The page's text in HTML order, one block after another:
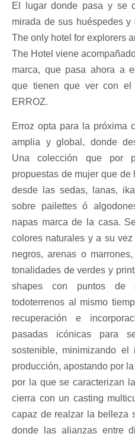
El lugar donde pasa y se
mirada de sus huéspedes
The only hotel for explorers
The Hotel viene
marca, que pasa ahora a
que tienen que ver con
ERROZ.
Erroz opta para la próxima
amplia y global, donde
Una colección que por
propuestas de mujer que
desde las sedas, lanas,
sobre pailettes ó
napas marca de la casa.
colores naturales y a su
negros, arenas o
tonalidades de verdes y
shapes con puntos de
todoterrenos al mismo
recuperación e
pasadas icónicas para
sostenible, minimizando
producción, apostando por
por la que se caracterizan
cierra con un casting
capaz de realzar la belleza
donde las alianzas entre